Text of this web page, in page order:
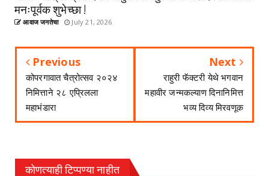
मनःपूर्वक शुभेच्छा !
आवाज जनतेचा July 21, 2026
Previous
कोपरगावात चैत्रोत्सव २०२४
निमित्ताने २८ एप्रिलला
महाभंडारा
Next
राहुरी फॅक्टरी येथे भगवान
महावीर जन्मकल्याण दिनानिमित्त
भव्य दिव्य मिरवणूक
कोणत्याही टिप्पण्‍या नाहीत